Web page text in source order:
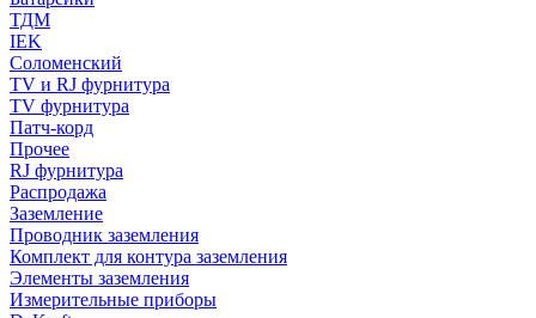
ТДМ
IEK
Соломенский
TV и RJ фурнитура
TV фурнитура
Патч-корд
Прочее
RJ фурнитура
Распродажа
Заземление
Проводник заземления
Комплект для контура заземления
Элементы заземления
Измерительные приборы